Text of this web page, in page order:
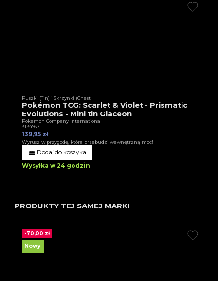
Puszki (Tin) i Skrzynki (Chest)
Pokémon TCG: Scarlet & Violet - Prismatic
Evolutions - Mini tin Glaceon
Pokemon Company International
3T34937
139,95 zł
Wyrusz w przygodę, która przebudzi wewnętrzną moc!
Dodaj do koszyka
Wysyłka w 24 godzin
PRODUKTY TEJ SAMEJ MARKI
-70,00 zł
Nowy